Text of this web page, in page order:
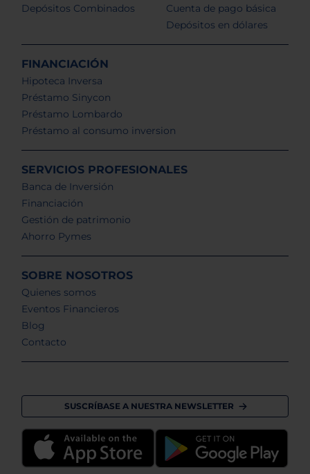
Depósitos Combinados
Cuenta de pago básica
Depósitos en dólares
FINANCIACIÓN
Hipoteca Inversa
Préstamo Sinycon
Préstamo Lombardo
Préstamo al consumo inversion
SERVICIOS PROFESIONALES
Banca de Inversión
Financiación
Gestión de patrimonio
Ahorro Pymes
SOBRE NOSOTROS
Quienes somos
Eventos Financieros
Blog
Contacto
SUSCRÍBASE A NUESTRA NEWSLETTER